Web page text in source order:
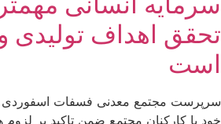
تحقق اهداف تولیدی
است
سرپرست مجتمع معدنی فسفات
خود با کارکنان مجتمع ضمن تاکید بر